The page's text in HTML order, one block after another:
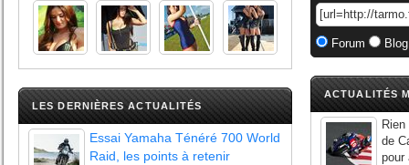
LES DERNIÈRES ACTUALITÉS
Essai Yamaha Ténéré 700 World
Raid, les points à retenir
Forum
ACTUALITÉS
de
pour